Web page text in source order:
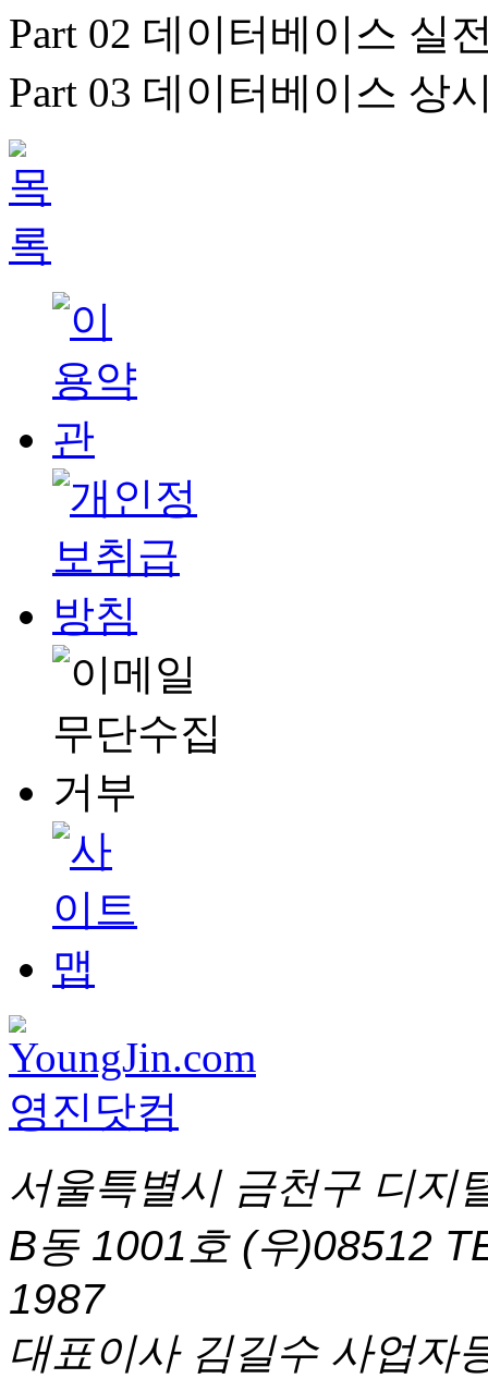
Part 02 데이터베이스 실
Part 03 데이터베이스 상
서울특별시 금천구 디지
B동 1001호 (우)08512
1987
대표이사 김길수 사업자